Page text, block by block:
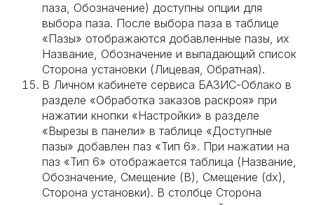
паза, Обозначение) доступны опции для
выбора паза. После выбора паза в таблице
«Пазы» отображаются добавленные пазы, их
Название, Обозначение и выпадающий список
Сторона установки (Лицевая, Обратная).
В Личном кабинете сервиса БАЗИС-Облако в
разделе «Обработка заказов раскроя» при
нажатии кнопки «Настройки» в разделе
«Вырезы в панели» в таблице «Доступные
пазы» добавлен паз «Тип 6». При нажатии на
паз «Тип 6» отображается таблица (Название,
Обозначение, Смещение (В), Смещение (dx),
Сторона установки). В столбце Сторона